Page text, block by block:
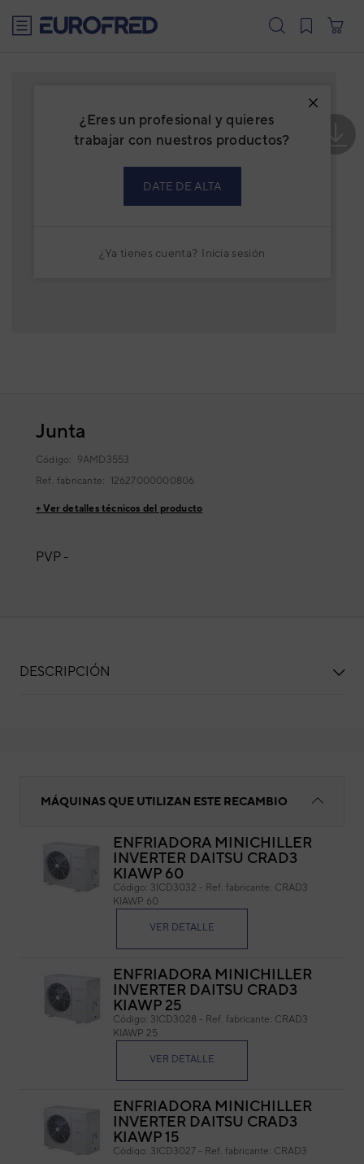
¿Eres un profesional y quieres
trabajar con nuestros productos?
DATE DE ALTA
¿Ya tienes cuenta? Inicia sesión
Junta
Código: 9AMD3553
Ref. fabricante: 12627000000806
+ Ver detalles técnicos del producto
PVP -
DESCRIPCIÓN
MÁQUINAS QUE UTILIZAN ESTE RECAMBIO
ENFRIADORA MINICHILLER
INVERTER DAITSU CRAD3
KIAWP 60
Código: 3ICD3032 - Ref. fabricante: CRAD3
KIAWP 60
VER DETALLE
ENFRIADORA MINICHILLER
INVERTER DAITSU CRAD3
KIAWP 25
Código: 3ICD3028 - Ref. fabricante: CRAD3
KIAWP 25
VER DETALLE
ENFRIADORA MINICHILLER
INVERTER DAITSU CRAD3
KIAWP 15
Código: 3ICD3027 - Ref. fabricante: CRAD3